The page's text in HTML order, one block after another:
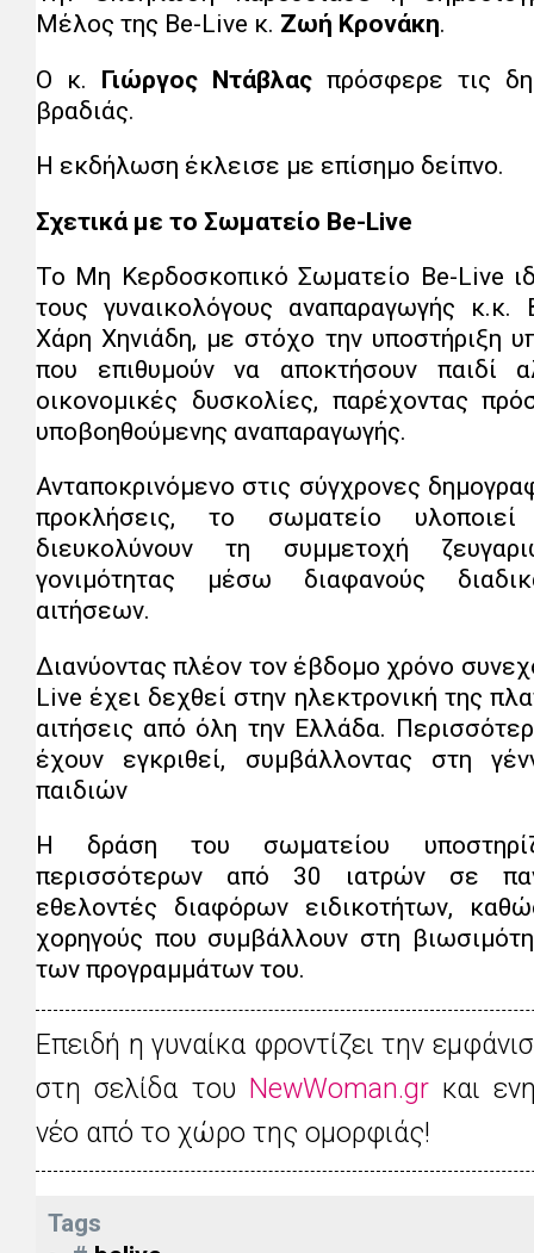
Μέλος της Be-Live κ. Ζωή Κρονάκη.
Ο κ. Γιώργος Ντάβλας πρόσφερε τις
βραδιάς.
Η εκδήλωση έκλεισε με επίσημο δείπνο.
Σχετικά με το Σωματείο Be-Live
Το Μη Κερδοσκοπικό Σωματείο Be-Live
τους γυναικολόγους αναπαραγωγής κ.κ.
Χάρη Χηνιάδη, με στόχο την υποστήριξη
που επιθυμούν να αποκτήσουν παιδί
οικονομικές δυσκολίες, παρέχοντας
υποβοηθούμενης αναπαραγωγής.
Ανταποκρινόμενο στις σύγχρονες
προκλήσεις, το σωματείο
διευκολύνουν τη συμμετοχή
γονιμότητας μέσω διαφανούς
αιτήσεων.
Διανύοντας πλέον τον έβδομο χρόνο
Live έχει δεχθεί στην ηλεκτρονική της
αιτήσεις από όλη την Ελλάδα.
έχουν εγκριθεί, συμβάλλοντας στη
παιδιών
Η δράση του σωματείου
περισσότερων από 30 ιατρών σε
εθελοντές διαφόρων ειδικοτήτων,
χορηγούς που συμβάλλουν στη
των προγραμμάτων του.
Επειδή η γυναίκα φροντίζει την
στη σελίδα του NewWoman.grκαι
νέο από το χώρο της ομορφιάς!
Tags